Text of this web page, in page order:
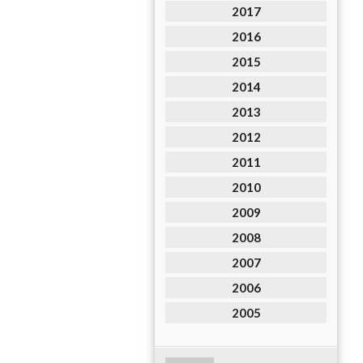
2017
2016
2015
2014
2013
2012
2011
2010
2009
2008
2007
2006
2005